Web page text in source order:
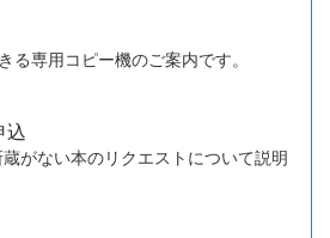
専用コピー機のご案内です。
込
ない本のリクエストについて説明